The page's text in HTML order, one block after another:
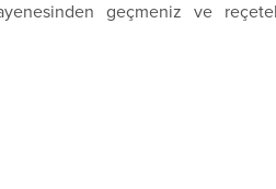
geçmeniz ve